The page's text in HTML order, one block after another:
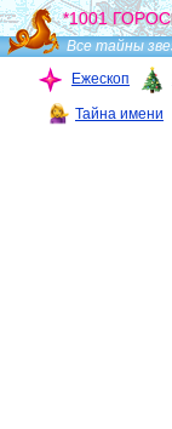
*1001
Все тайны
Ежескоп
Тайна имени